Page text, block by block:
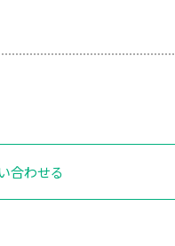
合わせる